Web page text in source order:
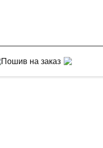
Пошив на заказ